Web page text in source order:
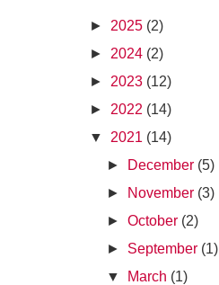
► 2025 (2)
► 2024 (2)
► 2023 (12)
► 2022 (14)
▼
2021 (14)
►
December (5)
►
November (3)
►October (2)
► September (1)
▼
March (1)